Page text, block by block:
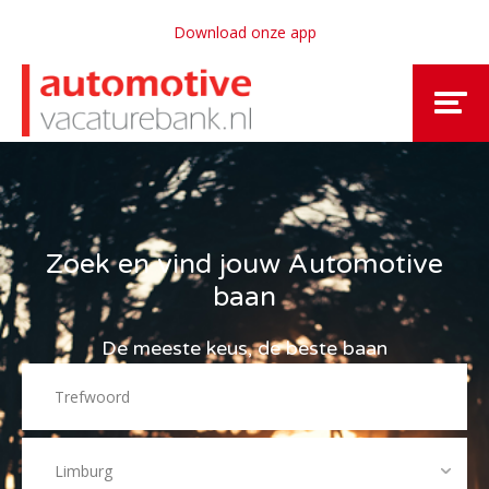
Download onze app
Zoek en vind jouw Automotive
baan
De meeste keus, de beste baan